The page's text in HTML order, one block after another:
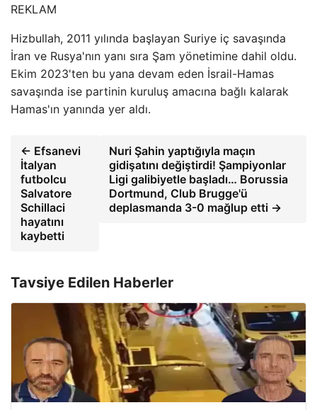
REKLAM
Hizbullah, 2011 yılında başlayan Suriye iç savaşında
İran ve Rusya'nın yanı sıra Şam yönetimine dahil oldu.
Ekim 2023'ten bu yana devam eden İsrail-Hamas
savaşında ise partinin kuruluş amacına bağlı kalarak
Hamas'ın yanında yer aldı.
← Efsanevi
İtalyan
futbolcu
Salvatore
Schillaci
hayatını
kaybetti
Nuri Şahin yaptığıyla maçın
gidişatını değiştirdi! Şampiyonlar
Ligi galibiyetle başladı… Borussia
Dortmund, Club Brugge'ü
deplasmanda 3-0 mağlup etti →
Tavsiye Edilen Haberler